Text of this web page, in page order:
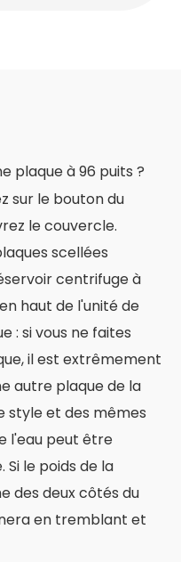
plaque à 96 puits ?
sur le bouton du
le couvercle.
scellées
centrifuge à
haut de l'unité de
: si vous ne faites
il est extrêmement
autre plaque de la
style et des mêmes
l'eau peut être
le poids de la
des deux côtés du
en tremblant et